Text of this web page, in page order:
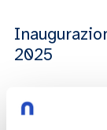
2025